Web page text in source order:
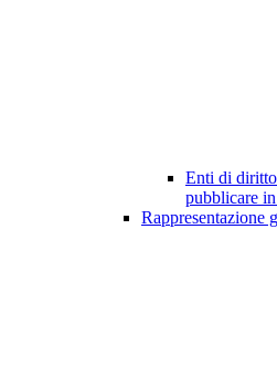
Enti di
pubblicare
Rappresentazione